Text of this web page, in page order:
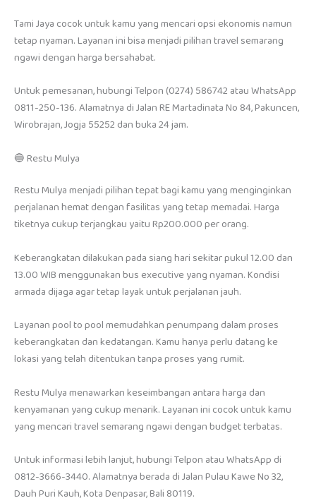
Tami Jaya cocok untuk kamu yang mencari opsi ekonomis namun
tetap nyaman. Layanan ini bisa menjadi pilihan travel semarang
ngawi dengan harga bersahabat.
Untuk pemesanan, hubungi Telpon (0274) 586742 atau WhatsApp
0811-250-136. Alamatnya di Jalan RE Martadinata No 84, Pakuncen,
Wirobrajan, Jogja 55252 dan buka 24 jam.
🔵 Restu Mulya
Restu Mulya menjadi pilihan tepat bagi kamu yang menginginkan
perjalanan hemat dengan fasilitas yang tetap memadai. Harga
tiketnya cukup terjangkau yaitu Rp200.000 per orang.
Keberangkatan dilakukan pada siang hari sekitar pukul 12.00 dan
13.00 WIB menggunakan bus executive yang nyaman. Kondisi
armada dijaga agar tetap layak untuk perjalanan jauh.
Layanan pool to pool memudahkan penumpang dalam proses
keberangkatan dan kedatangan. Kamu hanya perlu datang ke
lokasi yang telah ditentukan tanpa proses yang rumit.
Restu Mulya menawarkan keseimbangan antara harga dan
kenyamanan yang cukup menarik. Layanan ini cocok untuk kamu
yang mencari travel semarang ngawi dengan budget terbatas.
Untuk informasi lebih lanjut, hubungi Telpon atau WhatsApp di
0812-3666-3440. Alamatnya berada di Jalan Pulau Kawe No 32,
Dauh Puri Kauh, Kota Denpasar, Bali 80119.